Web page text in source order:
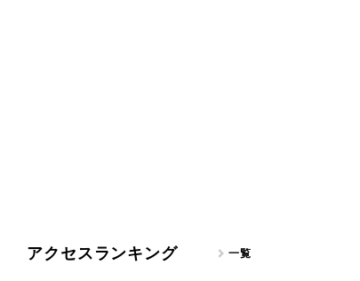
アクセスランキング 一覧